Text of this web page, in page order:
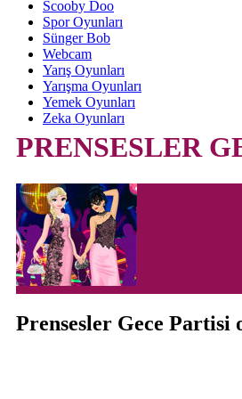
Scooby Doo
Spor Oyunları
Sünger Bob
Webcam
Yarış Oyunları
Yarışma Oyunları
Yemek Oyunları
Zeka Oyunları
PRENSESLER
Prensesler Gece Partisi